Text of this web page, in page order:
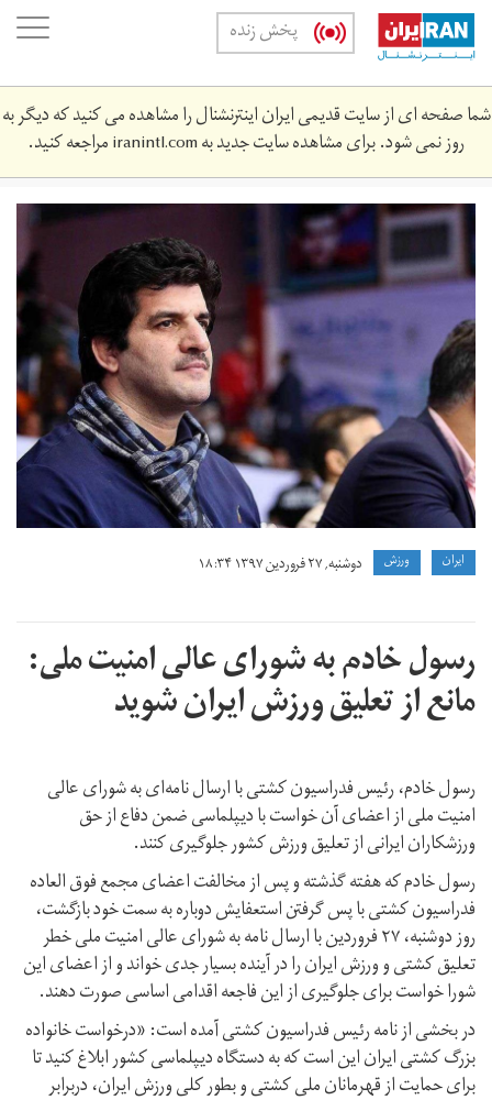
Skip
main
content
پخش زنده
شما صفحه ای از سایت قدیمی ایران اینترنشنال را مشاهده می کنید که دیگر به
روز نمی شود. برای مشاهده سایت جدید بهiranintl.comمراجعه کنید.
96-
12-
c07-
719.jpg
ايران ورزش دوشنبه, ۲۷ فروردین ۱۳۹۷ ۱۸:۳۴
رسول خادم به شورای عالی امنیت ملی:
مانع از تعلیق ورزش ایران شوید
رسول خادم، رئیس فدراسیون کشتی با ارسال نامه‌ای به شورای عالی
امنیت ملی از اعضای آن خواست با دیپلماسی ضمن دفاع از حق
ورزشکاران ایرانی از تعلیق ورزش کشور جلوگیری کنند.
رسول خادم که هفته گذشته و پس از مخالفت اعضای مجمع فوق العاده
فدراسیون کشتی با پس گرفتن استعفایش دوباره به سمت خود بازگشت،
روز دوشنبه، ۲۷ فروردین با ارسال نامه به شورای عالی امنیت ملی خطر
تعلیق کشتی و ورزش ایران را در آینده بسیار جدی خواند و از اعضای این
شورا خواست برای جلوگیری از این فاجعه اقدامی اساسی صورت دهند.
در بخشی از نامه رئیس فدراسیون کشتی آمده است: «درخواست خانواده
بزرگ کشتی ایران این است که به دستگاه دیپلماسی کشور ابلاغ کنید تا
برای حمایت از قهرمانان ملی کشتی و بطور کلی ورزش ایران، دربرابر